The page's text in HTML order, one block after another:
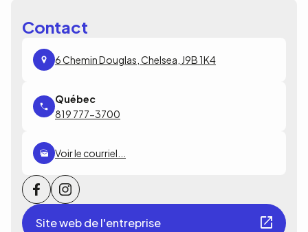
Contact
6 Chemin Douglas, Chelsea, J9B 1K4
819 777-3700
Voir le courriel...
Site web de l'entreprise